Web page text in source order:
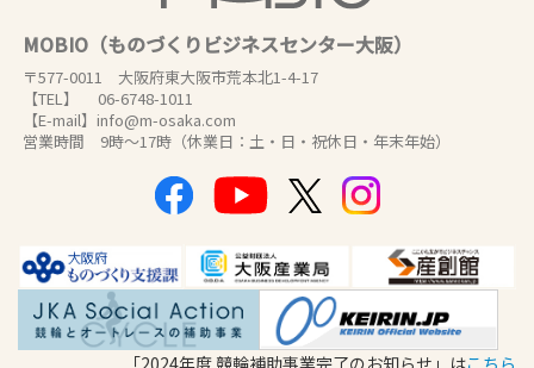
MOBIO（ものづくりビジネスセンター大阪）
〒577-0011 大阪府東大阪市荒本北1-4-17
【TEL】 06-6748-1011
【E-mail】info@m-osaka.com
営業時間 9時～17時（休業日：土・日・祝休日・年末年始）